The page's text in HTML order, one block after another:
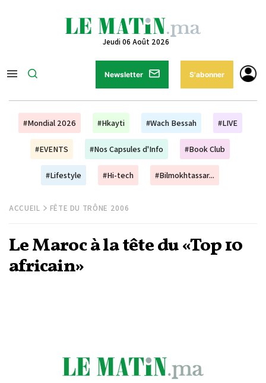
Jeudi 06 Août 2026
Newsletter S'abonner
#Mondial 2026 #Hkayti #Wach Bessah #LIVE
#EVENTS #Nos Capsules d'Info #Book Club
#Lifestyle #Hi-tech #Bilmokhtassar...
ACCUEIL FÊTE DU TRÔNE 2006
Le Maroc à la tête du «Top 10
africain»